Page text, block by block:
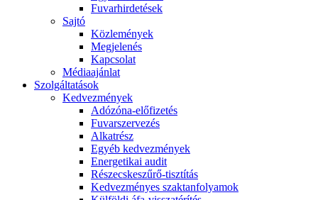
Fuvarhirdetések
Sajtó
Közlemények
Megjelenés
Kapcsolat
Médiaajánlat
Szolgáltatások
Kedvezmények
Adózóna-előfizetés
Fuvarszervezés
Alkatrész
Egyéb kedvezmények
Energetikai audit
Részecskeszűrő-tisztítás
Kedvezményes szaktanfolyamok